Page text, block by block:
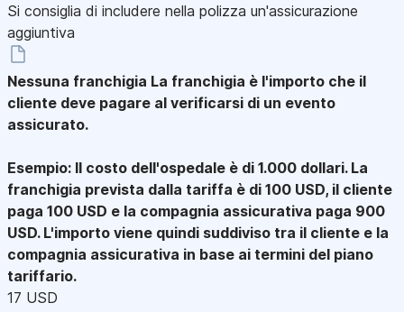
Si consiglia di includere nella polizza un'assicurazione
aggiuntiva
Nessuna franchigia La franchigia è l'importo che il
cliente deve pagare al verificarsi di un evento
assicurato.
Esempio: Il costo dell'ospedale è di 1.000 dollari. La
franchigia prevista dalla tariffa è di 100 USD, il cliente
paga 100 USD e la compagnia assicurativa paga 900
USD. L'importo viene quindi suddiviso tra il cliente e la
compagnia assicurativa in base ai termini del piano
tariffario.
17 USD